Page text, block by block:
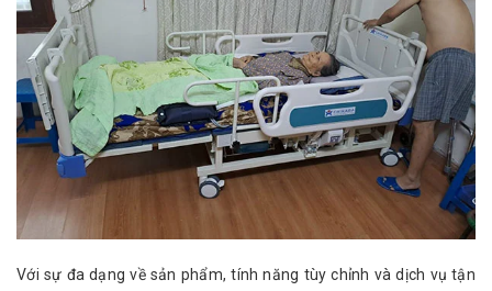
Với sự đa dạng về sản phẩm, tính năng tùy chỉnh và dịch vụ tận